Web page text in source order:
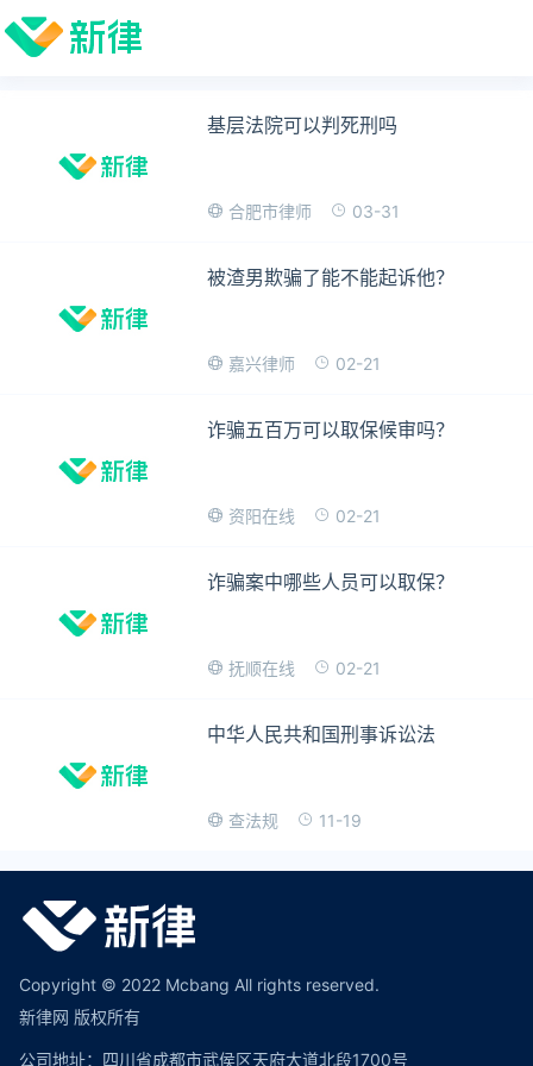
基层法院可以判死刑吗
合肥市律师 03-31
被渣男欺骗了能不能起诉他？
嘉兴律师 02-21
诈骗五百万可以取保候审吗？
资阳在线 02-21
诈骗案中哪些人员可以取保？
抚顺在线 02-21
中华人民共和国刑事诉讼法
查法规 11-19
Copyright © 2022 Mcbang All rights reserved.
新律网 版权所有
公司地址：四川省成都市武侯区天府大道北段1700号